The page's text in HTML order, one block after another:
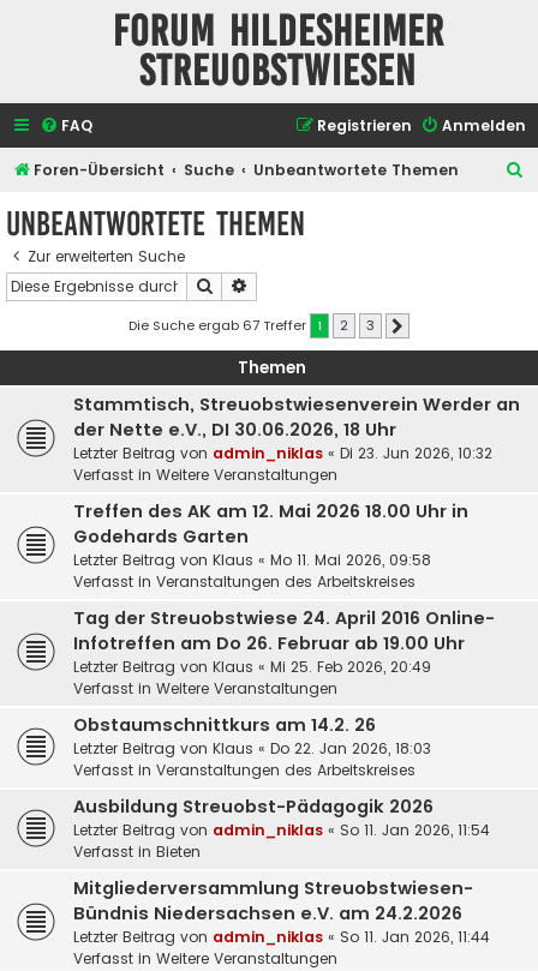
Forum Hildesheimer
Streuobstwiesen
FAQ Anmelden
Registrieren
Foren-Übersicht Suche Unbeantwortete Themen
Unbeantwortete Themen
Zur erweiterten Suche
Suche
Die Suche ergab 67 Treffer 1 2 3
Themen
Stammtisch, Streuobstwiesenverein Werder an
der Nette e.V., DI 30.06.2026, 18 Uhr
Letzter Beitrag von admin_niklas « Di 23. Jun 2026, 10:32
Verfasst in Weitere Veranstaltungen
Treffen des AK am 12. Mai 2026 18.00 Uhr in
Godehards Garten
Letzter Beitrag von Klaus « Mo 11. Mai 2026, 09:58
Verfasst in Veranstaltungen des Arbeitskreises
Tag der Streuobstwiese 24. April 2016 Online-
Infotreffen am Do 26. Februar ab 19.00 Uhr
Letzter Beitrag von Klaus « Mi 25. Feb 2026, 20:49
Verfasst in Weitere Veranstaltungen
Obstaumschnittkurs am 14.2. 26
Letzter Beitrag von Klaus « Do 22. Jan 2026, 18:03
Verfasst in Veranstaltungen des Arbeitskreises
Ausbildung Streuobst-Pädagogik 2026
Letzter Beitrag von admin_niklas « So 11. Jan 2026, 11:54
Verfasst in Bieten
Mitgliederversammlung Streuobstwiesen-
Bündnis Niedersachsen e.V. am 24.2.2026
Letzter Beitrag von admin_niklas « So 11. Jan 2026, 11:44
Verfasst in Weitere Veranstaltungen